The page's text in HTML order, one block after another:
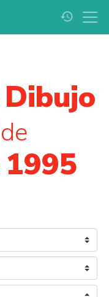
history
Dibujo
de
1995